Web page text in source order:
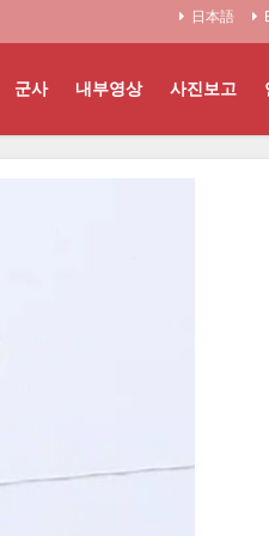
日本語
군사 내부영상 사진보고